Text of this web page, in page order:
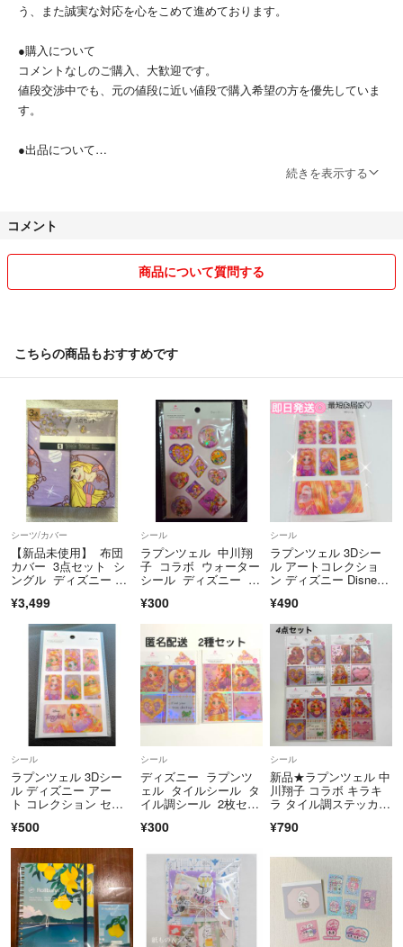
う、また誠実な対応を心をこめて進めております。
●購入について
コメントなしのご購入、大歓迎です。
値段交渉中でも、元の値段に近い値段で購入希望の方を優先していま
す。
●出品について
他プリマアプリにも同時掲載しており、すでに売約済みの可能性もあり
形式的にはお受けできますが、先に購入された方にお譲りします。
発送は最も安価な方法で発送いたします。
不安な方はプラス料金で匿名発送に変更可能です。
包装材を再利用しての発送もあります。
できるだけ丁寧な梱包をこころがけています。
●普通郵便での発送について
補償なしの発送となります。万が一不着となりましても返金や補償はい
たしかねます。
●返品対応はしておりません。
●着画はお断りしています。
●コメントについて
返信なしの方とはお取引出来かねる場合があります。悪しからずご了承
ください。
お値下げ不可と明記しているにも関わらず、お値下げコメントを送って
こられる方がいらっしゃいます。そういったコメントへは返信しないこ
とがあり、また削除させていただくことがあります。
●その他
お取引に不安を感じた場合、事務局に相談を申し出ることがあります。
タバコは吸いません。
お取引完了した商品を一定期間後削除しています。
続きを表示する
コメント
商品について質問する
こちらの商品もおすすめです
シーツ/カバー
【新品未使用】 布団
カバー 3点セット シ
ングル ディズニー ラ
¥3,499
シール
ラプンツェル 中川翔
子 コラボ ウォーター
シール ディズニー Di
¥300
シール
ラプンツェル 3Dシー
ル アートコレクショ
ン ディズニー Disne
¥490
シール
ラプンツェル 3Dシー
ル ディズニー アー
ト コレクション セリ
¥500
シール
ディズニー ラプンツ
ェル タイルシール タ
イル調シール 2枚セッ
¥300
シール
新品★ラプンツェル 中
川翔子 コラボ キラキ
ラ タイル調ステッカ
¥790